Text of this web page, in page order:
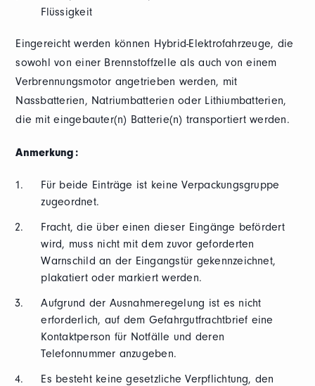
Flüssigkeit
Eingereicht werden können Hybrid-Elektrofahrzeuge, die
sowohl von einer Brennstoffzelle als auch von einem
Verbrennungsmotor angetrieben werden, mit
Nassbatterien, Natriumbatterien oder Lithiumbatterien,
die mit eingebauter(n) Batterie(n) transportiert werden.
Anmerkung:
Für beide Einträge ist keine Verpackungsgruppe
zugeordnet.
Fracht, die über einen dieser Eingänge befördert
wird, muss nicht mit dem zuvor geforderten
Warnschild an der Eingangstür gekennzeichnet,
plakatiert oder markiert werden.
Aufgrund der Ausnahmeregelung ist es nicht
erforderlich, auf dem Gefahrgutfrachtbrief eine
Kontaktperson für Notfälle und deren
Telefonnummer anzugeben.
Es besteht keine gesetzliche Verpflichtung, den